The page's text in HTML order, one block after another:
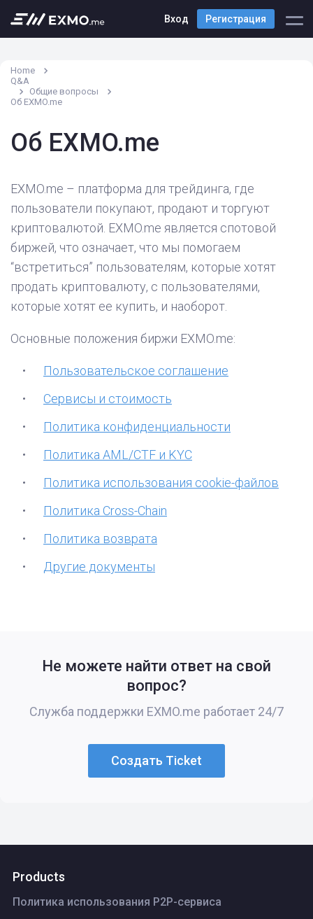
Вход Регистрация
Home
Q&A
Общие вопросы
Об EXMO.me
Об EXMO.me
EXMO.me – платформа для трейдинга, где
пользователи покупают, продают и торгуют
криптовалютой. EXMO.me является спотовой
биржей, что означает, что мы помогаем
“встретиться” пользователям, которые хотят
продать криптовалюту, с пользователями,
которые хотят ее купить, и наоборот.
Основные положения биржи EXMO.me:
Пользовательское соглашение
Сервисы и стоимость
Политика конфиденциальности
Политика AML/CTF и KYC
Политика использования cookie-файлов
Политика Cross-Chain
Политика возврата
Другие документы
Не можете найти ответ на свой
вопрос?
Служба поддержки EXMO.me работает 24/7
Создать Ticket
Products
Политика использования P2P-сервиса